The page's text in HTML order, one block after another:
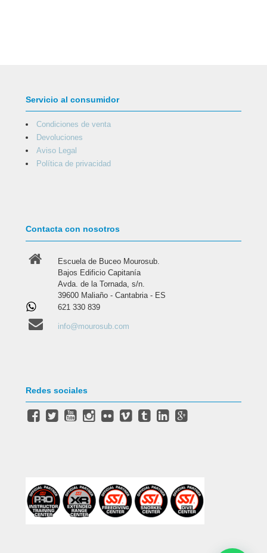
Servicio al consumidor
Condiciones de venta
Devoluciones
Aviso Legal
Política de privacidad
Contacta con nosotros
Escuela de Buceo Mourosub.
Bajos Edificio Capitanía
Avda. de la Tornada, s/n.
39600 Maliaño - Cantabria - ES
621 330 839
info@mourosub.com
Redes sociales